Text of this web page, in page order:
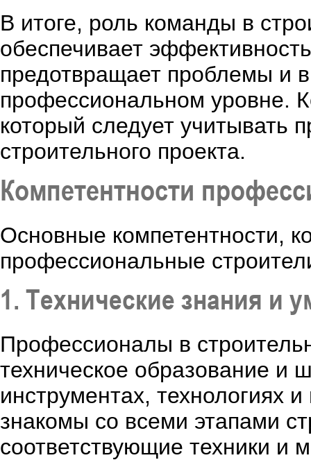
В итоге, роль команды в
обеспечивает
предотвращает проблемы и
профессиональном уровне.
который следует учитывать
строительного проекта.
Компетентности
Основные компетентности,
профессиональные
1. Технические знания и
Профессионалы в
техническое образование и
инструментах, технологиях
знакомы со всеми этапами
соответствующие техники и